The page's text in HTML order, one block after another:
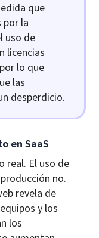
que
por la
uso de
licencias
lo que
las
desperdicio.
en SaaS
real. El uso de
no.
revela de
y los
los